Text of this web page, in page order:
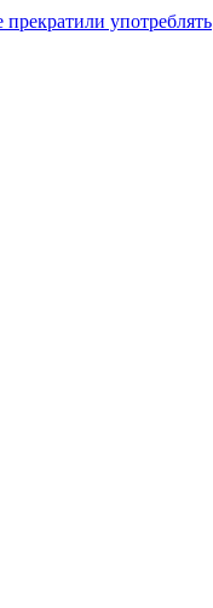
употреблять